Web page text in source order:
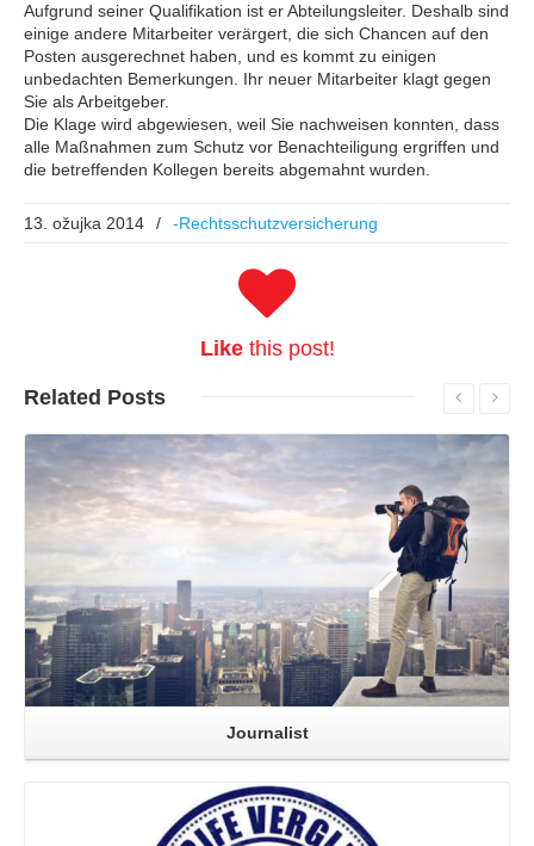
Aufgrund seiner Qualifikation ist er Abteilungsleiter. Deshalb sind
einige andere Mitarbeiter verärgert, die sich Chancen auf den
Posten ausgerechnet haben, und es kommt zu einigen
unbedachten Bemerkungen. Ihr neuer Mitarbeiter klagt gegen
Sie als Arbeitgeber.
Die Klage wird abgewiesen, weil Sie nachweisen konnten, dass
alle Maßnahmen zum Schutz vor Benachteiligung ergriffen und
die betreffenden Kollegen bereits abgemahnt wurden.
13. ožujka 2014 / -Rechtsschutzversicherung
Likethis post!
Related Posts
Read More
Journalist
Read More